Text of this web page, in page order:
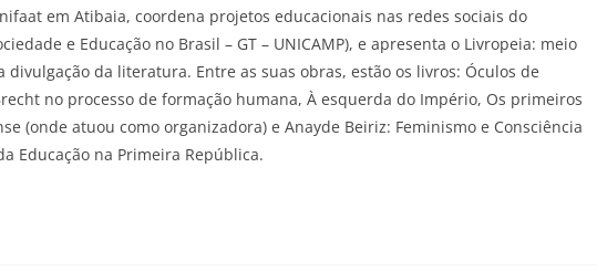
em Atibaia, coordena projetos educacionais nas redes sociais do
e Educação no Brasil – GT – UNICAMP), e apresenta o Livropeia: meio
da literatura. Entre as suas obras, estão os livros: Óculos de
no processo de formação humana, À esquerda do Império, Os primeiros
(onde atuou como organizadora) e Anayde Beiriz: Feminismo e Consciência
Educação na Primeira República.